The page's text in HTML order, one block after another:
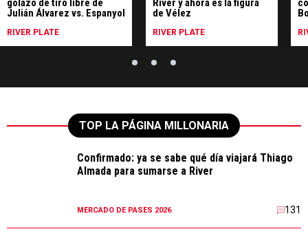
Julián Álvarez vs. Espanyol
RIVER PLATE
de Vélez
RIVER PLATE
TOP LA PÁGINA MILLONARIA
Confirmado: ya se sabe qué día viajará Thiago
Almada para sumarse a River
MERCADO DE PASES 2026 131